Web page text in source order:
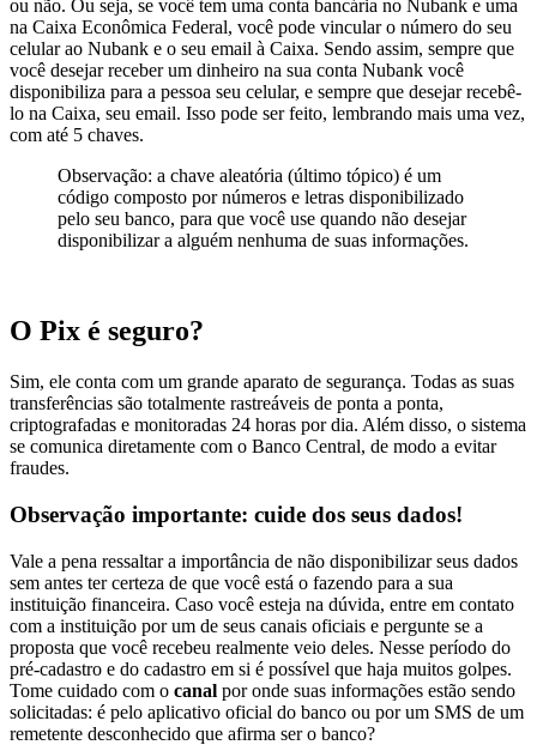
ou não. Ou seja, se você tem uma conta bancária no Nubank e uma
na Caixa Econômica Federal, você pode vincular o número do seu
celular ao Nubank e o seu email à Caixa. Sendo assim, sempre que
você desejar receber um dinheiro na sua conta Nubank você
disponibiliza para a pessoa seu celular, e sempre que desejar recebê-
lo na Caixa, seu email. Isso pode ser feito, lembrando mais uma vez,
com até 5 chaves.
Observação: a chave aleatória (último tópico) é um
código composto por números e letras disponibilizado
pelo seu banco, para que você use quando não desejar
disponibilizar a alguém nenhuma de suas informações.
O Pix é seguro?
Sim, ele conta com um grande aparato de segurança. Todas as suas
transferências são totalmente rastreáveis de ponta a ponta,
criptografadas e monitoradas 24 horas por dia. Além disso, o sistema
se comunica diretamente com o Banco Central, de modo a evitar
fraudes.
Observação importante: cuide dos seus dados!
Vale a pena ressaltar a importância de não disponibilizar seus dados
sem antes ter certeza de que você está o fazendo para a sua
instituição financeira. Caso você esteja na dúvida, entre em contato
com a instituição por um de seus canais oficiais e pergunte se a
proposta que você recebeu realmente veio deles. Nesse período do
pré-cadastro e do cadastro em si é possível que haja muitos golpes.
Tome cuidado com o canal por onde suas informações estão sendo
solicitadas: é pelo aplicativo oficial do banco ou por um SMS de um
remetente desconhecido que afirma ser o banco?